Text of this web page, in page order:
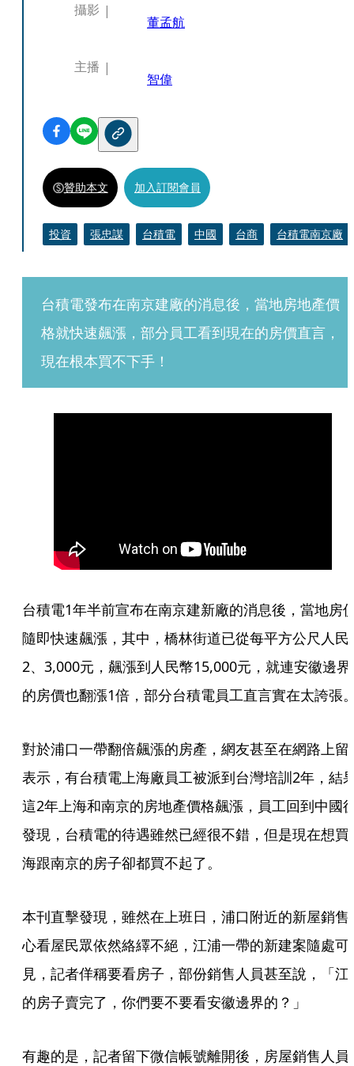
攝影
董孟航
主播
智偉
贊助本文 加入訂閱會員
投資 張忠謀 台積電 中國 台商 台積電南京廠
台積電發布在南京建廠的消息後，當地房地產價
格就快速飆漲，部分員工看到現在的房價直言，
現在根本買不下手！
台積電1年半前宣布在南京建新廠的消息後，當地房
隨即快速飆漲，其中，橋林街道已從每平方公尺人民
2、3,000元，飆漲到人民幣15,000元，就連安徽邊界
的房價也翻漲1倍，部分台積電員工直言實在太誇張
對於浦口一帶翻倍飆漲的房產，網友甚至在網路上留
表示，有台積電上海廠員工被派到台灣培訓2年，結
這2年上海和南京的房地產價格飆漲，員工回到中國
發現，台積電的待遇雖然已經很不錯，但是現在想買
海跟南京的房子卻都買不起了。
本刊直擊發現，雖然在上班日，浦口附近的新屋銷售
心看屋民眾依然絡繹不絕，江浦一帶的新建案隨處可
見，記者佯稱要看房子，部份銷售人員甚至說，「江
的房子賣完了，你們要不要看安徽邊界的？」
有趣的是，記者留下微信帳號離開後，房屋銷售人員